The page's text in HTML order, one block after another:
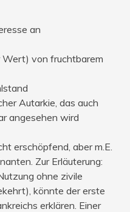
an
Wert) von fruchtbarem
Autarkie, das auch
angesehen wird
erschöpfend, aber m.E.
Zur Erläuterung:
ohne zivile
könnte der erste
erklären. Einer